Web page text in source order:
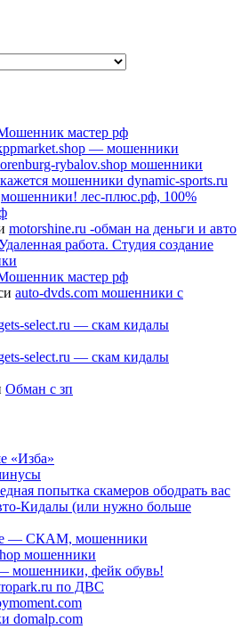
мастер рф
— мошенники
orenburg-rybalov.shop мошенники
кажется мошенники dynamic-sports.ru
мошенники! лес-плюс.рф, 100%
motorshine.ru -обман на деньги и авто
работа. Студия создание
мастер рф
auto-dvds.com мошенники с
select.ru — скам кидалы
select.ru — скам кидалы
Обман с зп
«Изба»
попытка скамеров ободрать вас
Кидалы (или нужно больше
— СКАМ, мошенники
мошенники
мошенники, фейк обувь!
по ДВС
domalp.com